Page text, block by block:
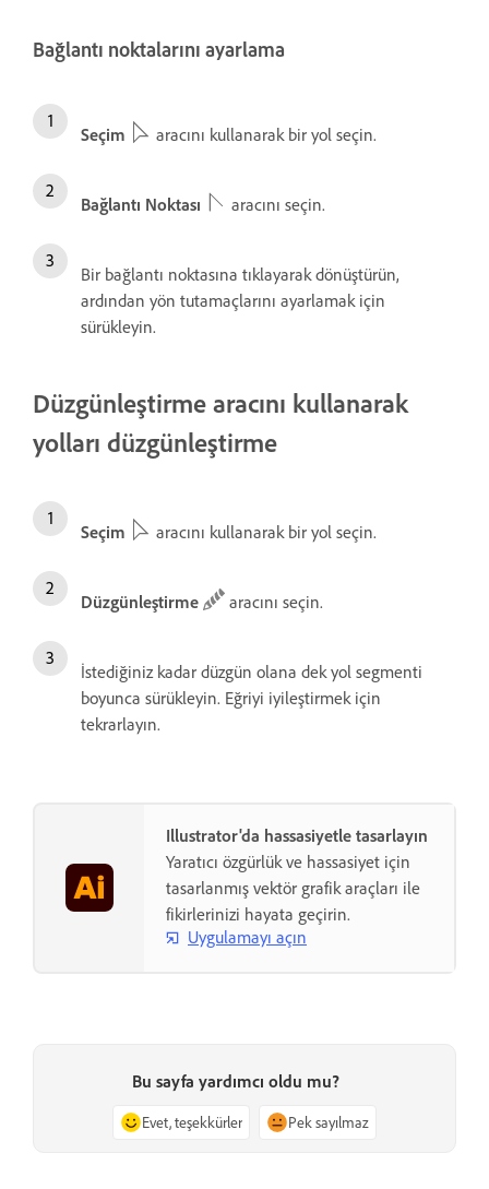
Bağlantı noktalarını ayarlama
Seçim aracını kullanarak bir yol seçin.
Bağlantı Noktası aracını seçin.
Bir bağlantı noktasına tıklayarak dönüştürün,
ardından yön tutamaçlarını ayarlamak için
sürükleyin.
Düzgünleştirme aracını kullanarak
yolları düzgünleştirme
Seçim aracını kullanarak bir yol seçin.
Düzgünleştirme aracını seçin.
İstediğiniz kadar düzgün olana dek yol segmenti
boyunca sürükleyin. Eğriyi iyileştirmek için
tekrarlayın.
Illustrator'da hassasiyetle tasarlayın
Yaratıcı özgürlük ve hassasiyet için
tasarlanmış vektör grafik araçları ile
fikirlerinizi hayata geçirin.
Uygulamayı açın
Bu sayfa yardımcı oldu mu?
Evet, teşekkürler Pek sayılmaz